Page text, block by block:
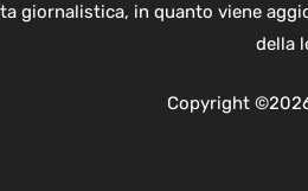
giornalistica, in quanto viene
della
Copyright